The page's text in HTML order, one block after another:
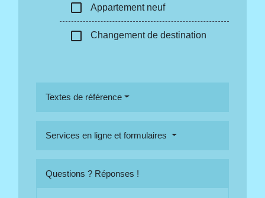
check_box_outline_blank Appartement neuf
check_box_outline_blank Changement de destination
Textes de référence
Services en ligne et formulaires
Questions ? Réponses !